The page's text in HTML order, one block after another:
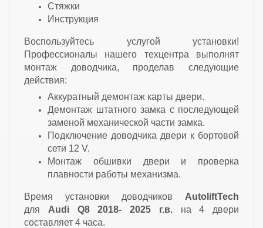
Стяжки
Инструкция
Воспользуйтесь услугой установки!
Профессионалы нашего техцентра выполнят
монтаж доводчика, проделав следующие
действия:
Аккуратный демонтаж карты двери.
Демонтаж штатного замка с последующей
заменой механической части замка.
Подключение доводчика двери к бортовой
сети 12 V.
Монтаж обшивки двери и проверка
плавности работы механизма.
Время установки доводчиков AutoliftTech
для Audi Q8 2018- 2025 г.в. на 4 двери
составляет 4 часа.